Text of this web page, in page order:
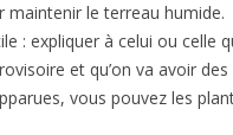
le terreau humide.
: expliquer à celui ou celle
et qu’on va avoir
vous pouvez les